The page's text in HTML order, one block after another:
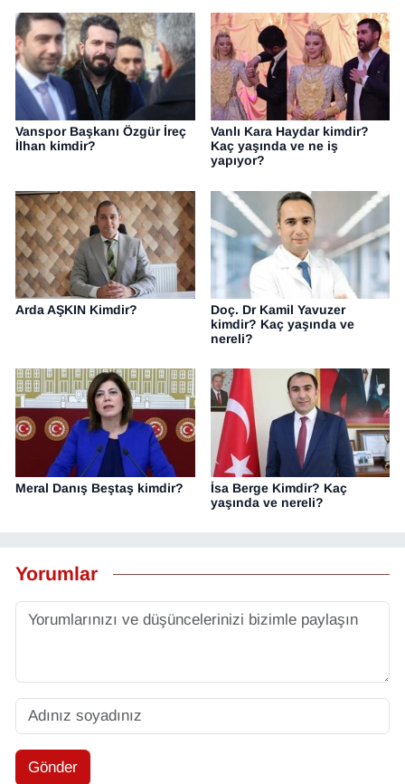
Vanspor Başkanı Özgür İreç
İlhan kimdir?
Vanlı Kara Haydar kimdir?
Kaç yaşında ve ne iş
yapıyor?
Arda AŞKIN Kimdir?
Doç. Dr Kamil Yavuzer
kimdir? Kaç yaşında ve
nereli?
Meral Danış Beştaş kimdir?
İsa Berge Kimdir? Kaç
yaşında ve nereli?
Yorumlar
Gönder